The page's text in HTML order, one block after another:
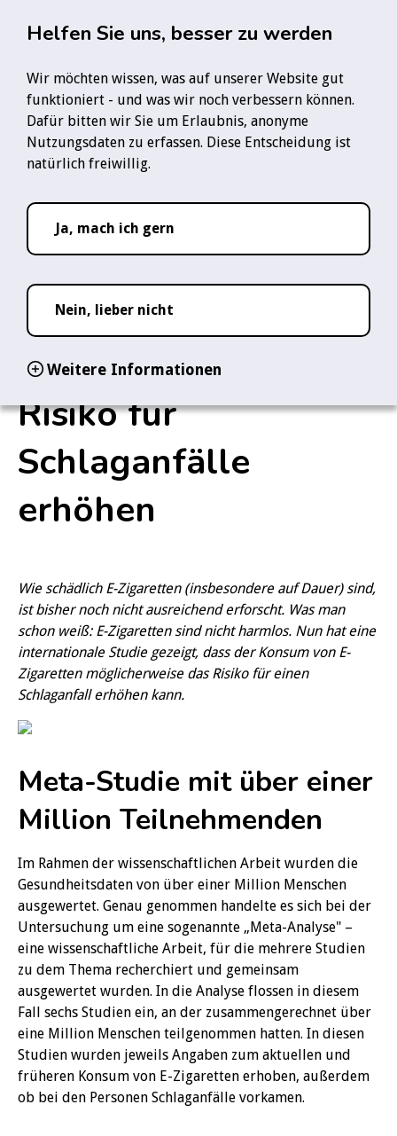
Helfen Sie uns, besser zu werden
Wir möchten wissen, was auf unserer Website gut
funktioniert - und was wir noch verbessern können.
Dafür bitten wir Sie um Erlaubnis, anonyme
Nutzungsdaten zu erfassen. Diese Entscheidung ist
natürlich freiwillig.
Ja, mach ich gern
Nein, lieber nicht
Weitere Informationen
Startseite
News
Studie: Auch Dampfen kann das Risiko für Schlaganfälle erhöhen
Folge uns: YouTube-LogoInstagram-Logo
Studie: Auch
Dampfen kann das
Risiko für
Schlaganfälle
erhöhen
Wie schädlich E-Zigaretten (insbesondere auf Dauer) sind,
ist bisher noch nicht ausreichend erforscht. Was man
schon weiß: E-Zigaretten sind nicht harmlos. Nun hat eine
internationale Studie gezeigt, dass der Konsum von E-
Zigaretten möglicherweise das Risiko für einen
Schlaganfall erhöhen kann.
Meta-Studie mit über einer
Million Teilnehmenden
Im Rahmen der wissenschaftlichen Arbeit wurden die
Gesundheitsdaten von über einer Million Menschen
ausgewertet. Genau genommen handelte es sich bei der
Untersuchung um eine sogenannte „Meta-Analyse" –
eine wissenschaftliche Arbeit, für die mehrere Studien
zu dem Thema recherchiert und gemeinsam
ausgewertet wurden. In die Analyse flossen in diesem
Fall sechs Studien ein, an der zusammengerechnet über
eine Million Menschen teilgenommen hatten. In diesen
Studien wurden jeweils Angaben zum aktuellen und
früheren Konsum von E-Zigaretten erhoben, außerdem
ob bei den Personen Schlaganfälle vorkamen.